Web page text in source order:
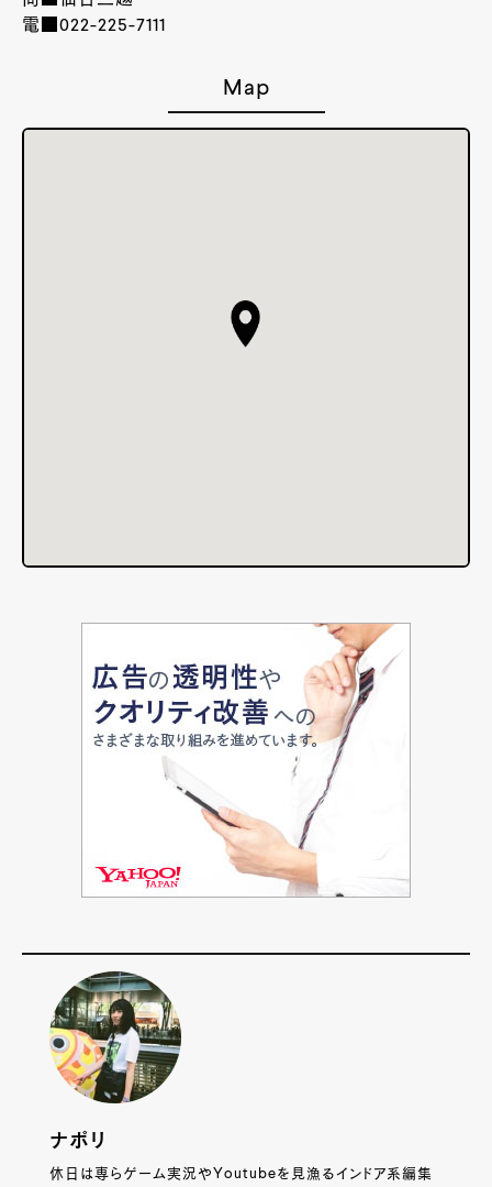
電■022-225-7111
Map
ナポリ
休日は専らゲーム実況やYoutubeを見漁るインドア系編集